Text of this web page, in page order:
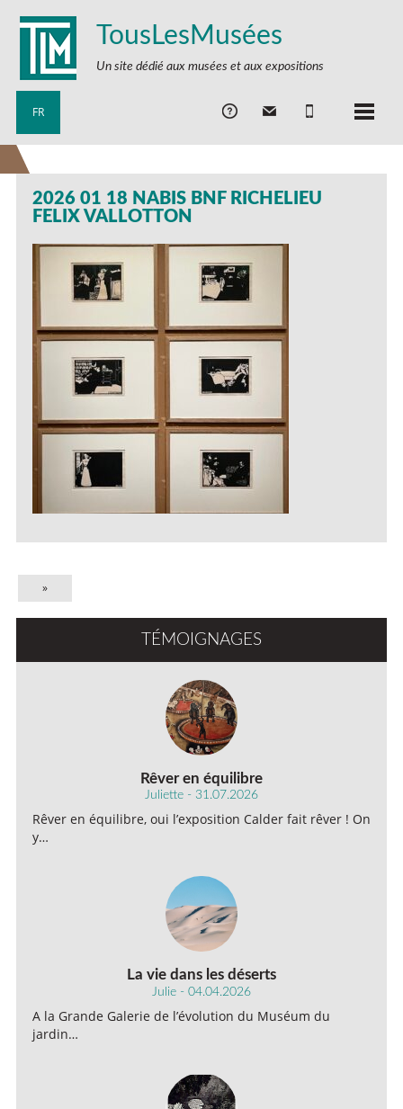
TousLesMusées
Un site dédié aux musées et aux expositions
FR
2026 01 18 NABIS BNF RICHELIEU
FELIX VALLOTTON
»
TÉMOIGNAGES
Rêver en équilibre
Juliette - 31.07.2026
Rêver en équilibre, oui l’exposition Calder fait rêver ! On
y…
La vie dans les déserts
Julie - 04.04.2026
A la Grande Galerie de l’évolution du Muséum du
jardin…